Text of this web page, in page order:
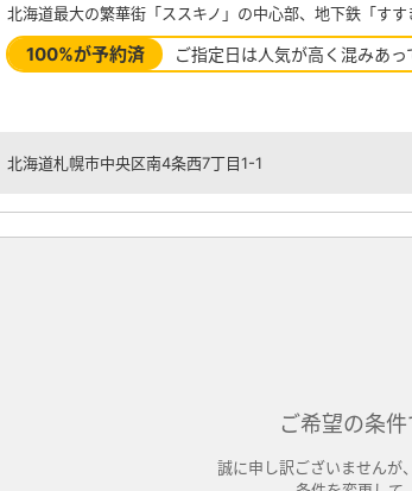
北海道最大の繁華街「ススキノ」の中心部、地下鉄「す
100%が予約済 ご指定日は人気が高く混みあっ
北海道札幌市中央区南4条西7丁目1-1
ご希望の条
誠に申し訳ございませんが